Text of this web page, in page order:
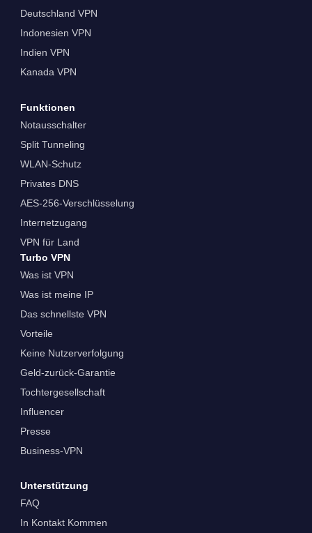
Deutschland VPN
Indonesien VPN
Indien VPN
Kanada VPN
Funktionen
Notausschalter
Split Tunneling
WLAN-Schutz
Privates DNS
AES-256-Verschlüsselung
Internetzugang
VPN für Land
Turbo VPN
Was ist VPN
Was ist meine IP
Das schnellste VPN
Vorteile
Keine Nutzerverfolgung
Geld-zurück-Garantie
Tochtergesellschaft
Influencer
Presse
Business-VPN
Unterstützung
FAQ
In Kontakt Kommen